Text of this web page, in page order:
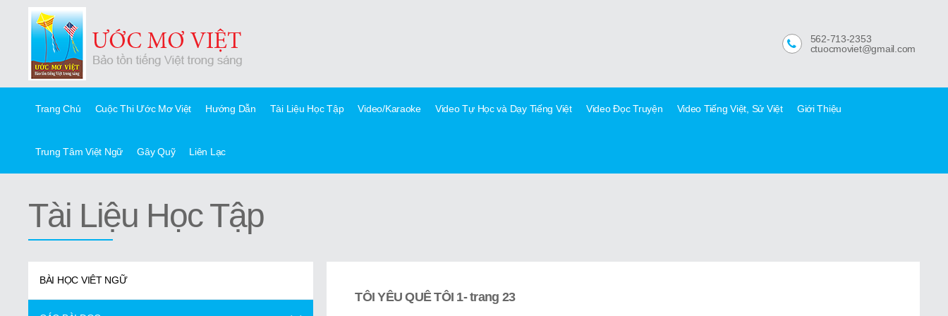
562-713-2353
ctuocmoviet@gmail.com
Trang Chủ Cuộc Thi Ước Mơ Việt Hướng Dẫn Tài Liệu Học Tập Video/Karaoke Video Tự Học và Dạy Tiếng Việt Video Đọc Truyện Video Tiếng Việt, Sử Việt Giới Thiệu
Trung Tâm Việt Ngữ Gây Quỹ Liên Lạc
Tài Liệu Học Tập
BÀI HỌC VIÊT NGỮ
TÔI YÊU QUÊ TÔI 1- trang 23